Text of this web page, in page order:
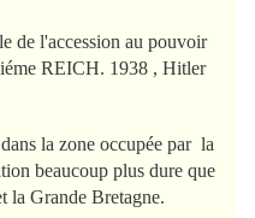
de l'accession au pouvoir
REICH. 1938 , Hitler
la zone occupée par la
beaucoup plus dure que
la Grande Bretagne.